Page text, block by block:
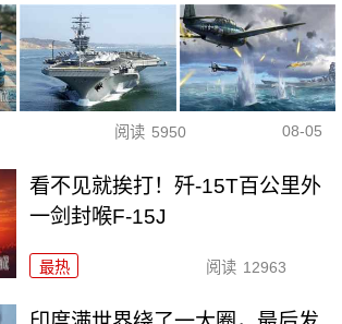
阅读 5950 08-05
看不见就挨打！歼-15T百公里外
一剑封喉F-15J
最热 阅读 12963